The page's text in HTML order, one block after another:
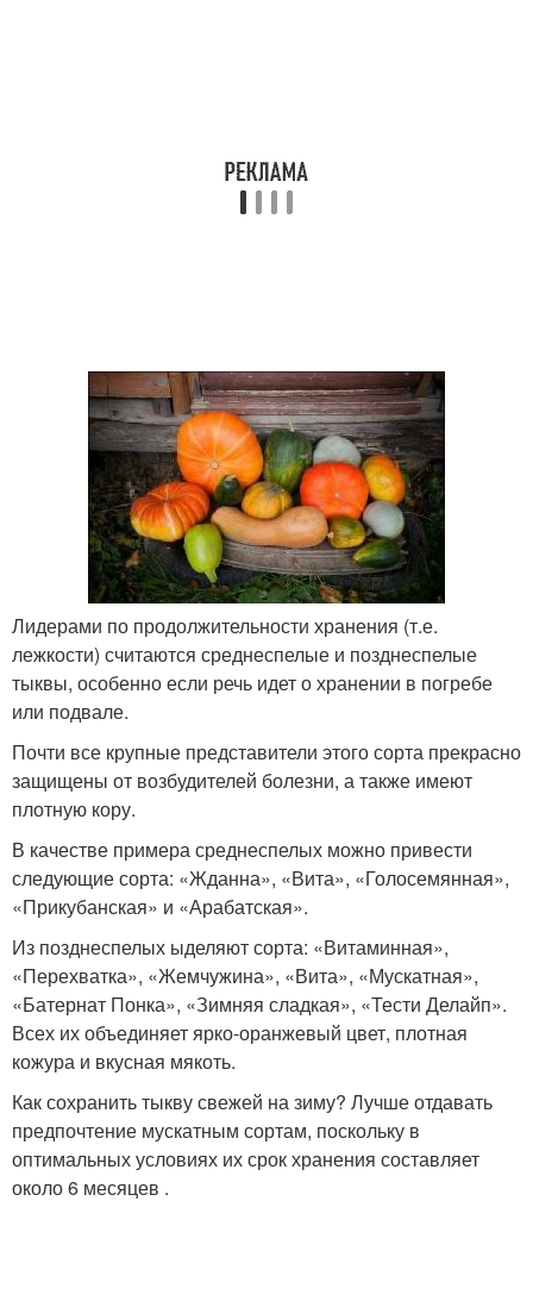
Лидерами по продолжительности хранения (т.е.
лежкости) считаются среднеспелые и позднеспелые
тыквы, особенно если речь идет о хранении в погребе
или подвале.
Почти все крупные представители этого сорта прекрасно
защищены от возбудителей болезни, а также имеют
плотную кору.
В качестве примера среднеспелых можно привести
следующие сорта: «Жданна», «Вита», «Голосемянная»,
«Прикубанская» и «Арабатская».
Из позднеспелых ыделяют сорта: «Витаминная»,
«Перехватка», «Жемчужина», «Вита», «Мускатная»,
«Батернат Понка», «Зимняя сладкая», «Тести Делайп».
Всех их объединяет ярко-оранжевый цвет, плотная
кожура и вкусная мякоть.
Как сохранить тыкву свежей на зиму? Лучше отдавать
предпочтение мускатным сортам, поскольку в
оптимальных условиях их срок хранения составляет
около 6 месяцев .